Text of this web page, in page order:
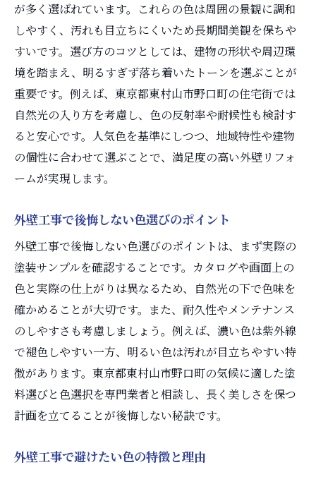
が多く選ばれています。これらの色は周囲の景観に調和
しやすく、汚れも目立ちにくいため長期間美観を保ちや
すいです。選び方のコツとしては、建物の形状や周辺環
境を踏まえ、明るすぎず落ち着いたトーンを選ぶことが
重要です。例えば、東京都東村山市野口町の住宅街では
自然光の入り方を考慮し、色の反射率や耐候性も検討す
ると安心です。人気色を基準にしつつ、地域特性や建物
の個性に合わせて選ぶことで、満足度の高い外壁リフォ
ームが実現します。
外壁工事で後悔しない色選びのポイント
外壁工事で後悔しない色選びのポイントは、まず実際の
塗装サンプルを確認することです。カタログや画面上の
色と実際の仕上がりは異なるため、自然光の下で色味を
確かめることが大切です。また、耐久性やメンテナンス
のしやすさも考慮しましょう。例えば、濃い色は紫外線
で褪色しやすい一方、明るい色は汚れが目立ちやすい特
徴があります。東京都東村山市野口町の気候に適した塗
料選びと色選択を専門業者と相談し、長く美しさを保つ
計画を立てることが後悔しない秘訣です。
外壁工事で避けたい色の特徴と理由